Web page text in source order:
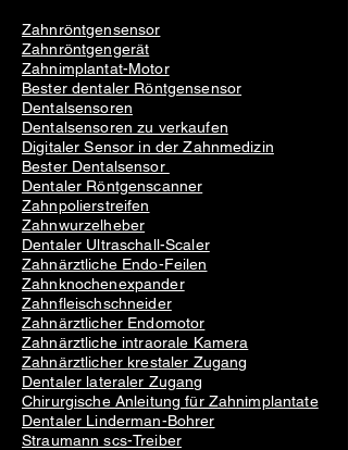
Zahnröntgensensor
Zahnröntgengerät
Zahnimplantat-Motor
Bester dentaler Röntgensensor
Dentalsensoren
Dentalsensoren zu verkaufen
Digitaler Sensor in der Zahnmedizin
Bester Dentalsensor
Dentaler Röntgenscanner
Zahnpolierstreifen
Zahnwurzelheber
Dentaler Ultraschall-Scaler
Zahnärztliche Endo-Feilen
Zahnknochenexpander
Zahnfleischschneider
Zahnärztlicher Endomotor
Zahnärztliche intraorale Kamera
Zahnärztlicher krestaler Zugang
Dentaler lateraler Zugang
Chirurgische Anleitung für Zahnimplantate
Dentaler Linderman-Bohrer
Straumann scs-Treiber